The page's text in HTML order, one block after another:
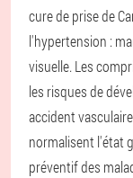
cure de prise de
l'hypertension :
visuelle. Les
les risques de
accident
normalisent l'état
préventif des